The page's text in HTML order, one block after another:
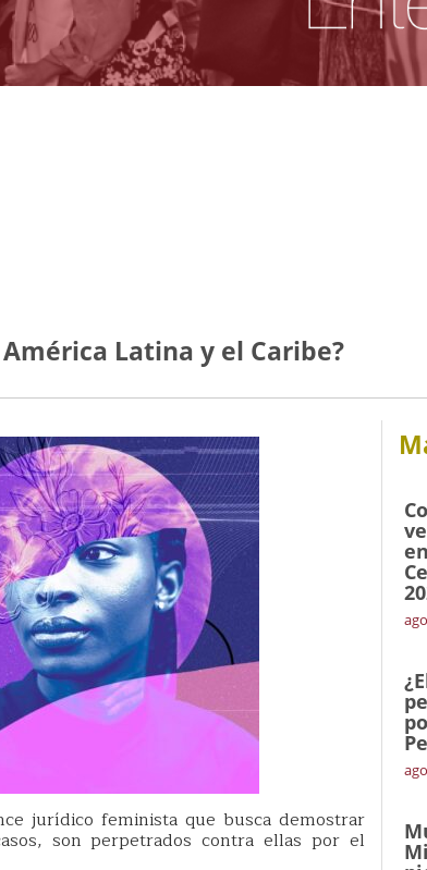
Latina y el Caribe?
jurídico feminista que busca demostrar
son perpetrados contra ellas por el